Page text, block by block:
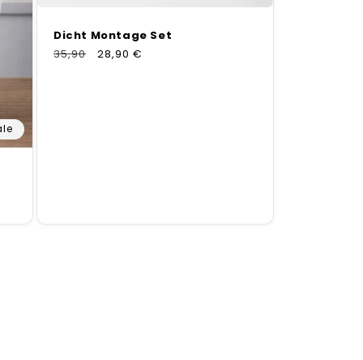
Dicht Montage Set
Normaler
35,90 Verkaufspreis
28,90 €